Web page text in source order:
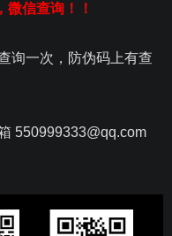
微信查询！！
询一次，防伪码上有查
550999333@qq.com